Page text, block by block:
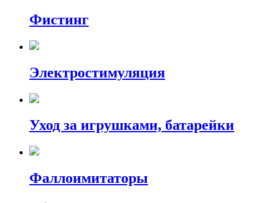
Фистинг
Электростимуляция
Уход за игрушками, батарейки
Фаллоимитаторы